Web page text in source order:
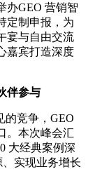
办GEO 营销智
定制申报，为
宴与自由交流
嘉宾打造深度
伴参与
的竞争，GEO
。本次峰会汇
大经典案例深
实现业务增长